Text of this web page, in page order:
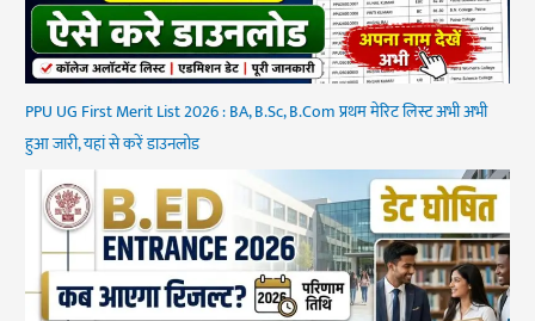
PPU UG First Merit List 2026 : BA, B.Sc, B.Com प्रथम मेरिट लिस्ट अभी अभी
हुआ जारी, यहां से करें डाउनलोड